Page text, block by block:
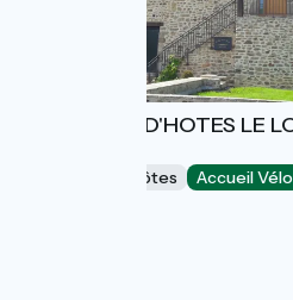
CHAMBRES D'HOTES LE
Chambres d'Hôtes Accueil Vélo